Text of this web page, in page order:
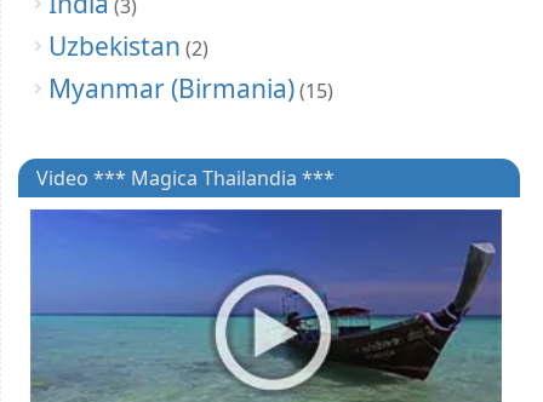
(3)
Uzbekistan (2)
Myanmar (Birmania)(15)
Video *** Magica Thailandia ***